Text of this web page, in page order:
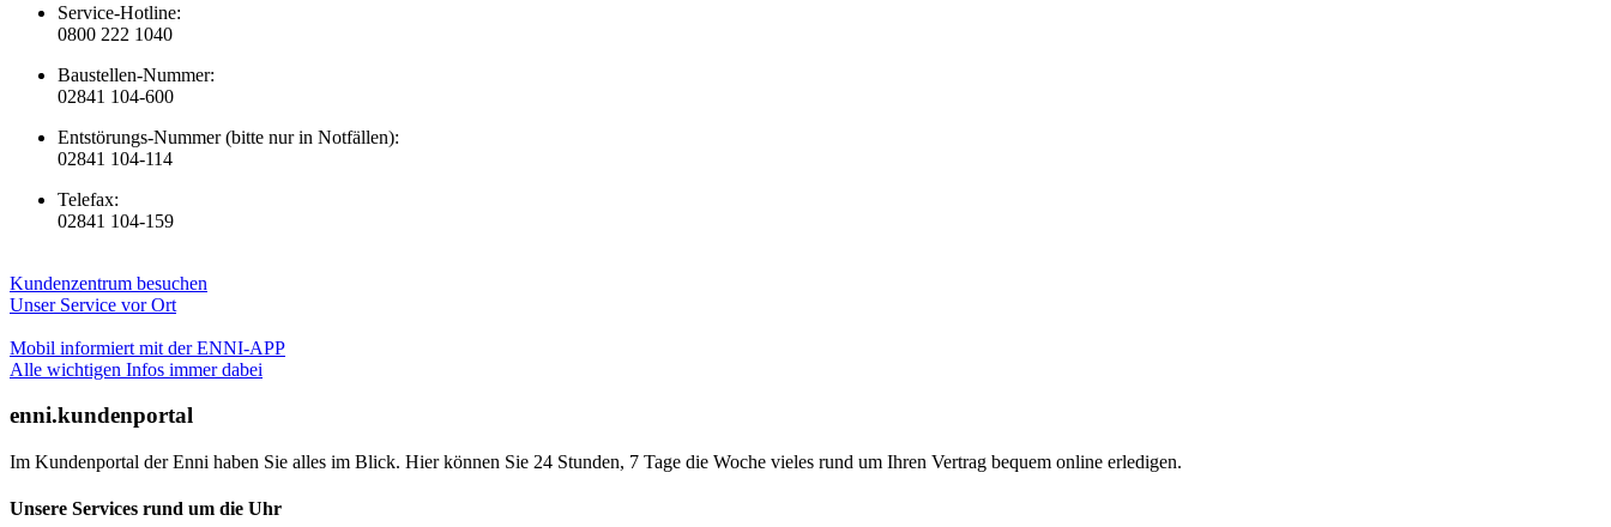
Service-Hotline:
0800 222 1040
Baustellen-Nummer:
02841 104-600
Entstörungs-Nummer (bitte nur in Notfällen):
02841 104-114
Telefax:
02841 104-159
Kundenzentrum besuchen
Unser Service vor Ort
Mobil informiert mit der ENNI-APP
Alle wichtigen Infos immer dabei
enni.kundenportal
Im Kundenportal der Enni haben Sie alles im Blick. Hier können Sie 24 Stunden, 7 Tage die Woche vieles rund um Ihren Vertrag bequem online erledigen.
Unsere Services rund um die Uhr